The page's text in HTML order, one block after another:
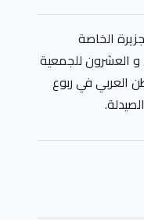
الخاصة
و العشرون للجمعية
العربي في ربوع